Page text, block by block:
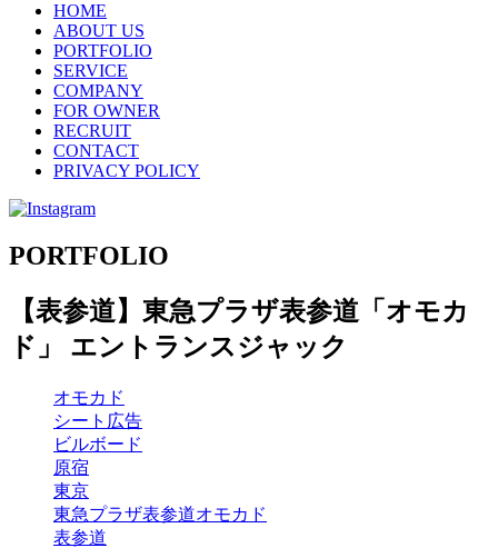
HOME
ABOUT US
PORTFOLIO
SERVICE
COMPANY
FOR OWNER
RECRUIT
CONTACT
PRIVACY POLICY
PORTFOLIO
【表参道】東急プラザ表参道「オモカ
ド」 エントランスジャック
オモカド
シート広告
ビルボード
原宿
東京
東急プラザ表参道オモカド
表参道